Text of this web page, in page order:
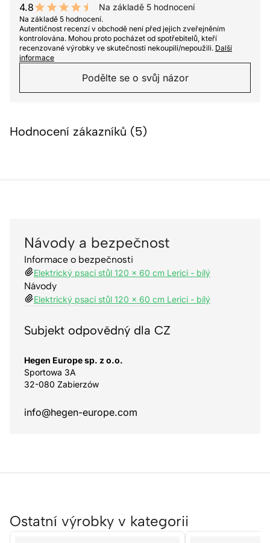
4.8
9.6 out of 10 stars
Na základě 5 hodnocení
Na základě 5 hodnocení.
Autentičnost recenzí v obchodě není před jejich zveřejněním
kontrolována. Mohou proto pocházet od spotřebitelů, kteří
recenzované výrobky ve skutečnosti nekoupili/nepoužili. Další
informace
Podělte se o svůj názor
Hodnocení zákazníků (5)
Návody a bezpečnost
Informace o bezpečnosti
Elektrický psací stůl 120 x 60 cm Lerici - bílý
Návody
Elektrický psací stůl 120 x 60 cm Lerici - bílý
Subjekt odpovědný dla CZ
Hegen Europe sp. z o.o.
Sportowa 3A
32-080 Zabierzów
info@hegen-europe.com
Ostatní výrobky v kategorii